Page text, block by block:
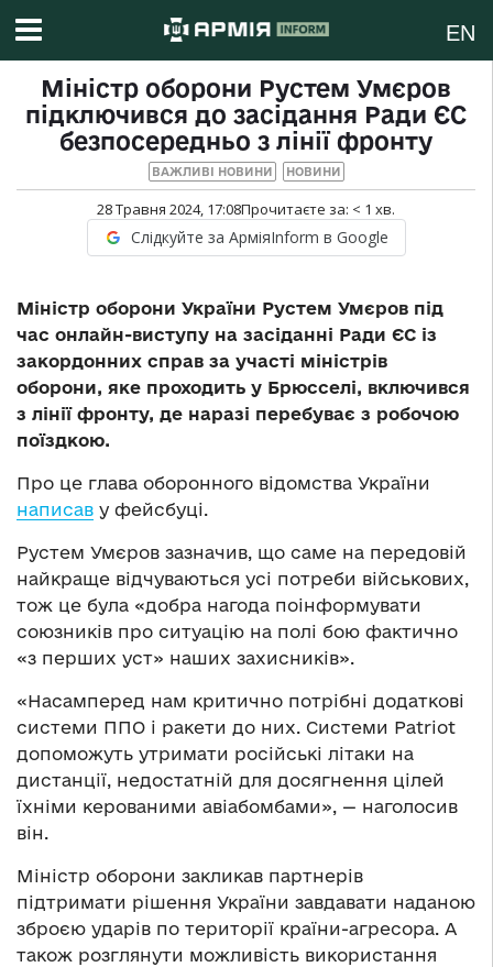
EN
Міністр оборони Рустем Умєров
підключився до засідання Ради ЄС
безпосередньо з лінії фронту
ВАЖЛИВІ НОВИНИ НОВИНИ
28 Травня 2024, 17:08Прочитаєте за: < 1 хв.
Слідкуйте за АрміяInform в Google
Міністр оборони України Рустем Умєров під
час онлайн-виступу на засіданні Ради ЄС із
закордонних справ за участі міністрів
оборони, яке проходить у Брюсселі, включився
з лінії фронту, де наразі перебуває з робочою
поїздкою.
Про це глава оборонного відомства України
написав у фейсбуці.
Рустем Умєров зазначив, що саме на передовій
найкраще відчуваються усі потреби військових,
тож це була «добра нагода поінформувати
союзників про ситуацію на полі бою фактично
«з перших уст» наших захисників».
«Насамперед нам критично потрібні додаткові
системи ППО і ракети до них. Системи Patriot
допоможуть утримати російські літаки на
дистанції, недостатній для досягнення цілей
їхніми керованими авіабомбами», — наголосив
він.
Міністр оборони закликав партнерів
підтримати рішення України завдавати наданою
зброєю ударів по території країни-агресора. А
також розглянути можливість використання